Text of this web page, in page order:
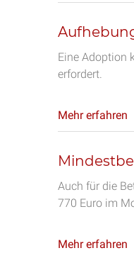
Eine Adoption
erfordert.
Mehr erfahren
Auch für die
770 Euro im
Mehr erfahren